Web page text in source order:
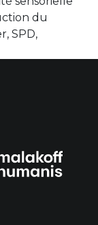
du
SPD,